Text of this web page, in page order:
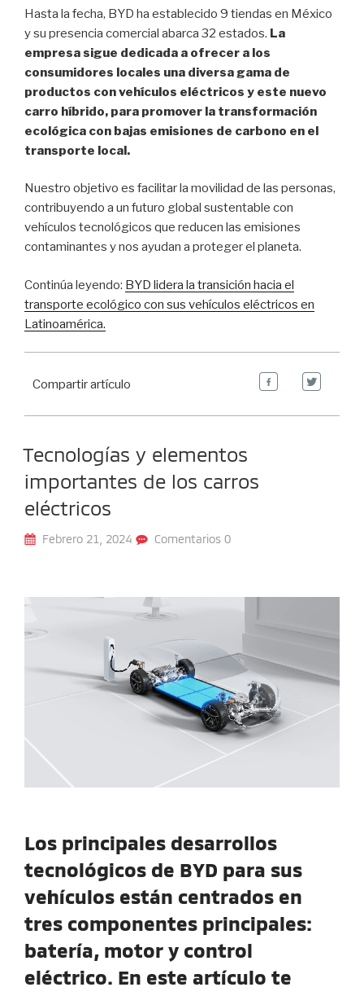
Hasta la fecha, BYD ha establecido 9 tiendas en México
y su presencia comercial abarca 32 estados. La
empresa sigue dedicada a ofrecer a los
consumidores locales una diversa gama de
productos con vehículos eléctricos y este nuevo
carro híbrido, para promover la transformación
ecológica con bajas emisiones de carbono en el
transporte local.
Nuestro objetivo es facilitar la movilidad de las personas,
contribuyendo a un futuro global sustentable con
vehículos tecnológicos que reducen las emisiones
contaminantes y nos ayudan a proteger el planeta.
Continúa leyendo: BYD lidera la transición hacia el
transporte ecológico con sus vehículos eléctricos en
Latinoamérica.
Compartir artículo
Tecnologías y elementos
importantes de los carros
eléctricos
Febrero 21, 2024 Comentarios 0
Los principales desarrollos
tecnológicos de BYD para sus
vehículos están centrados en
tres componentes principales:
batería, motor y control
eléctrico. En este artículo te